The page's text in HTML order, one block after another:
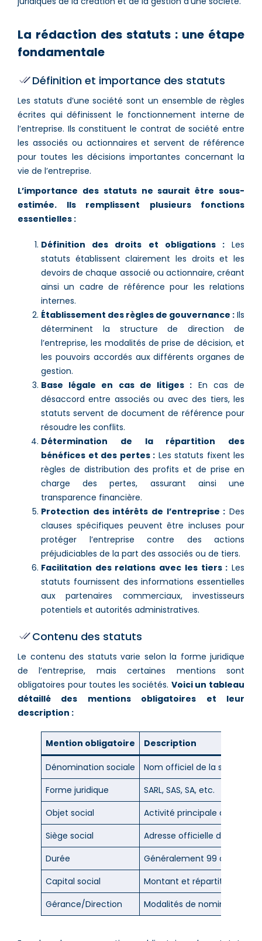
La rédaction des statuts : une étape
fondamentale
Définition et importance des statuts
Les statuts d’une société sont un ensemble de règles
écrites qui définissent le fonctionnement interne de
l’entreprise. Ils constituent le contrat de société entre
les associés ou actionnaires et servent de référence
pour toutes les décisions importantes concernant la
vie de l’entreprise.
L’importance des statuts ne saurait être sous-
estimée. Ils remplissent plusieurs fonctions
essentielles :
Définition des droits et obligations :Les
statuts établissent clairement les droits et les
devoirs de chaque associé ou actionnaire, créant
ainsi un cadre de référence pour les relations
internes.
Établissement des règles de gouvernance : Ils
déterminent la structure de direction de
l’entreprise, les modalités de prise de décision, et
les pouvoirs accordés aux différents organes de
gestion.
Base légale en cas de litiges : En cas de
désaccord entre associés ou avec des tiers, les
statuts servent de document de référence pour
résoudre les conflits.
Détermination de la répartition des
bénéfices et des pertes : Les statuts fixent les
règles de distribution des profits et de prise en
charge des pertes, assurant ainsi une
transparence financière.
Protection des intérêts de l’entreprise : Des
clauses spécifiques peuvent être incluses pour
protéger l’entreprise contre des actions
préjudiciables de la part des associés ou de tiers.
Facilitation des relations avec les tiers : Les
statuts fournissent des informations essentielles
aux partenaires commerciaux, investisseurs
potentiels et autorités administratives.
Contenu des statuts
Le contenu des statuts varie selon la forme juridique
de l’entreprise, mais certaines mentions sont
obligatoires pour toutes les sociétés. Voici un tableau
détaillé des mentions obligatoires et leur
description :
Mention obligatoire Description
Dénomination sociale
Nom officiel de la société
Forme juridique
SARL, SAS, SA, etc.
Objet social
Activité principale de
Siège social
Adresse officielle de la
Durée
Généralement 99 ans,
Capital social
Montant et répartition entre
Gérance/Direction
Modalités de nomination et